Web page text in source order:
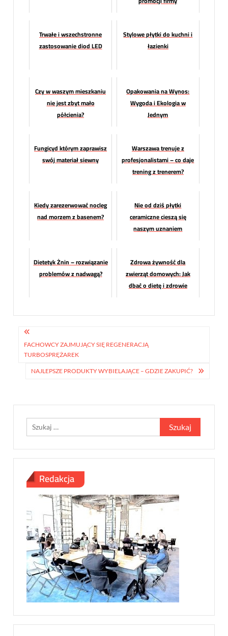
Trwałe i wszechstronne
zastosowanie diod LED
Stylowe płytki do kuchni i
łazienki
Czy w waszym mieszkaniu
nie jest zbyt mało
półcienia?
Opakowania na Wynos:
Wygoda i Ekologia w
Jednym
Fungicyd którym zaprawisz
swój materiał siewny
Warszawa trenuje z
profesjonalistami – co daje
trening z trenerem?
Kiedy zarezerwować nocleg
nad morzem z basenem?
Nie od dziś płytki
ceramiczne cieszą się
naszym uznaniem
Dietetyk Żnin – rozwiązanie
problemów z nadwagą?
Zdrowa żywność dla
zwierząt domowych: Jak
dbać o dietę i zdrowie
Nawigacja
wpisu
FACHOWCY ZAJMUJĄCY SIĘ REGENERACJĄ
TURBOSPRĘŻAREK
NAJLEPSZE PRODUKTY WYBIELAJĄCE – GDZIE ZAKUPIĆ?
Szukaj:
Redakcja